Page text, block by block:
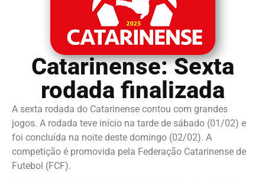
Catarinense: Sexta
rodada finalizada
A sexta rodada do Catarinense contou com grandes
jogos. A rodada teve início na tarde de sábado (01/02) e
foi concluída na noite deste domingo (02/02). A
competição é promovida pela Federação Catarinense de
Futebol (FCF).